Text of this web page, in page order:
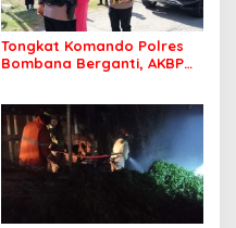
Tongkat Komando Polres
Bombana Berganti, AKBP